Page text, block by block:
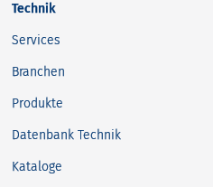
Technik
Services
Branchen
Produkte
Datenbank Technik
Kataloge